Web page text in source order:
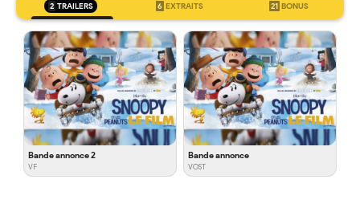
2 TRAILERS 6 EXTRAITS 21 BONUS
Bande annonce 2
VF
Bande annonce
VOST